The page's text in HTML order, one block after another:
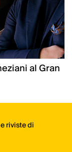
al Gran
riviste di